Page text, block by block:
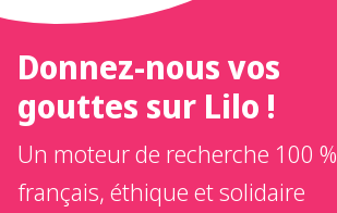
Donnez-nous vos
gouttes sur Lilo !
Un moteur de recherche 100 %
français, éthique et solidaire